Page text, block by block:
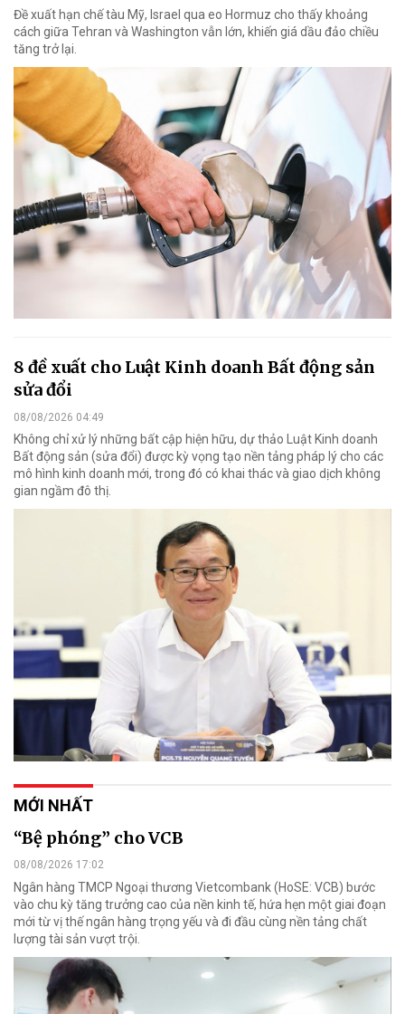
Đề xuất hạn chế tàu Mỹ, Israel qua eo Hormuz cho thấy khoảng
cách giữa Tehran và Washington vẫn lớn, khiến giá dầu đảo chiều
tăng trở lại.
8 đề xuất cho Luật Kinh doanh Bất động sản
sửa đổi
08/08/2026 04:49
Không chỉ xử lý những bất cập hiện hữu, dự thảo Luật Kinh doanh
Bất động sản (sửa đổi) được kỳ vọng tạo nền tảng pháp lý cho các
mô hình kinh doanh mới, trong đó có khai thác và giao dịch không
gian ngầm đô thị.
MỚI NHẤT
“Bệ phóng” cho VCB
08/08/2026 17:02
Ngân hàng TMCP Ngoại thương Vietcombank (HoSE: VCB) bước
vào chu kỳ tăng trưởng cao của nền kinh tế, hứa hẹn một giai đoạn
mới từ vị thế ngân hàng trọng yếu và đi đầu cùng nền tảng chất
lượng tài sản vượt trội.